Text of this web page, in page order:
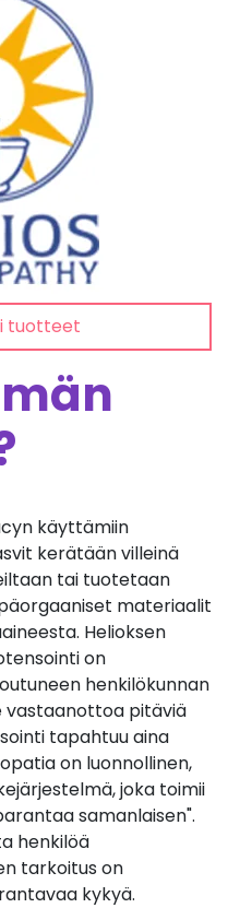
tuotteet
käyttämiin
kerätään villeinä
tai tuotetaan
materiaalit
Helioksen
on
henkilökunnan
vastaanottoa pitäviä
tapahtuu aina
on luonnollinen,
joka toimii
samanlaisen".
henkilöä
tarkoitus on
kykyä.